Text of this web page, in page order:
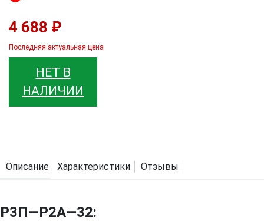
4 688 ₽
Последняя актуальная цена
НЕТ В
НАЛИЧИИ
Описание Характеристики Отзывы
Р3П—Р2А—32: